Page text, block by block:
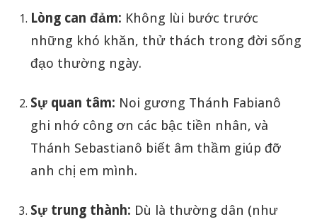
Lòng can đảm: Không lùi bước trước
những khó khăn, thử thách trong đời sống
đạo thường ngày.
Sự quan tâm: Noi gương Thánh Fabianô
ghi nhớ công ơn các bậc tiền nhân, và
Thánh Sebastianô biết âm thầm giúp đỡ
anh chị em mình.
Sự trung thành: Dù là thường dân (như